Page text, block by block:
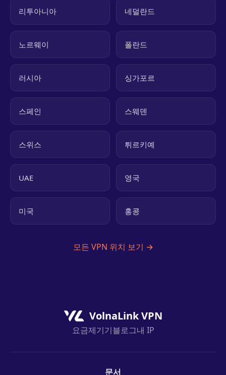
리투아니아 네덜란드
노르웨이 폴란드
러시아 싱가포르
스페인 스웨덴
스위스 튀르키예
UAE 영국
미국 홍콩
모든 VPN 위치 보기 →
VolnaLink VPN
요금제기기블로그내 IP
문서